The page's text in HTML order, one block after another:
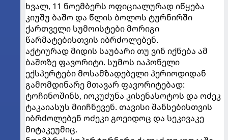
ხვალ, 11 ნოემბერს ოფიციალურად იწყება
კიუშუ ბაშო და წლის ბოლოს ტურნირში
ქართველი სუმოისტები მორიგი
წარმატებისთვის იბრძოლებენ.
აქტიურად მიდის საუბარი თუ ვინ იქნება ამ
ბაშოზე ფავორიტი. სუმოს იაპონელი
ექსპერტები მოსამზადებელი პერიოდიდან
გამომდინარე მთავარ ფავორიტებად:
ტოჩინოშინს, იოკუძუნა კისენასოტოს და ოძეკ
ტაკაიასუს მიიჩნევენ. თავისი შანსებისთვის
იბრძოლებენ ოძეკი გოეიდოც და სეკივაკე
მიტაკეუმიც.